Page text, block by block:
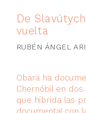
De
vuelta
RUBÉN ÁNGEL
Obara ha
Chernóbil en
que hibrida las